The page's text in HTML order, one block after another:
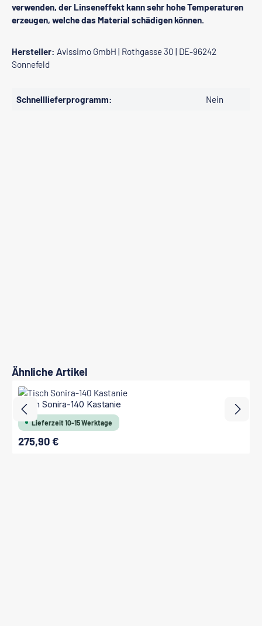
verwenden, der Linseneffekt kann sehr hohe Temperaturen
erzeugen, welche das Material schädigen können.
Hersteller: Avissimo GmbH | Rothgasse 30 | DE-96242
Sonnefeld
Schnelllieferprogramm: Nein
Produktgalerie überspringen
Ähnliche Artikel
Tisch Sonira-140 Kastanie
Lieferzeit 10-15 Werktage
Regulärer Preis:
275,90 €